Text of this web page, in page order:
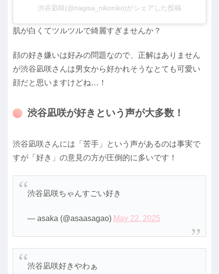
渋谷凪咲(@nagisa_nikoniko)がシェアした投稿
肌が白くてツルツルで綺麗すぎませんか？
顔の好き嫌いは好みの問題なので、正解はありません
が渋谷凪咲さんは男女から好かれそうなとても可愛い
顔だと思いますけどね…！
渋谷凪咲が好きという声が大多数！
渋谷凪咲さんには「苦手」という声があるのは事実で
すが「好き」の意見の方が圧倒的に多いです！
渋谷凪咲ちゃんすごい好き
— asaka (@asaasagao) May 22, 2025
渋谷凪咲好きやわぁ